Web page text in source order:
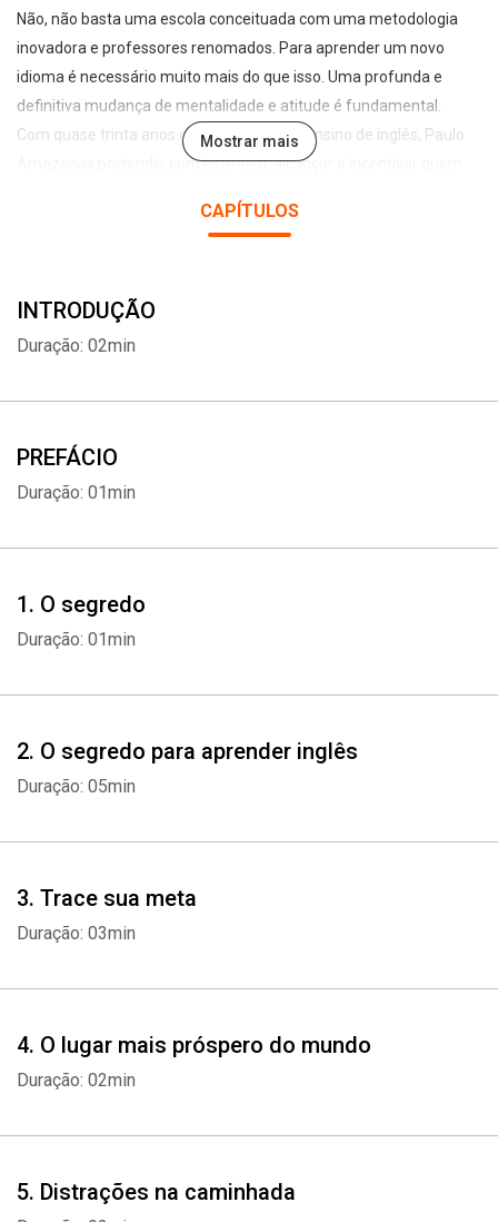
Não, não basta uma escola conceituada com uma metodologia
inovadora e professores renomados. Para aprender um novo
idioma é necessário muito mais do que isso. Uma profunda e
definitiva mudança de mentalidade e atitude é fundamental.
Com quase trinta anos de experiência no ensino de inglês, Paulo
Amazonas pretende, com este livro, alcançar e incentivar quem
desistiu ou perdeu a motivação. Aprendendo inglês – O segredo
Mostrar mais
CAPÍTULOS
INTRODUÇÃO
Duração: 02min
PREFÁCIO
Duração: 01min
1. O segredo
Duração: 01min
2. O segredo para aprender inglês
Duração: 05min
3. Trace sua meta
Duração: 03min
4. O lugar mais próspero do mundo
Duração: 02min
5. Distrações na caminhada